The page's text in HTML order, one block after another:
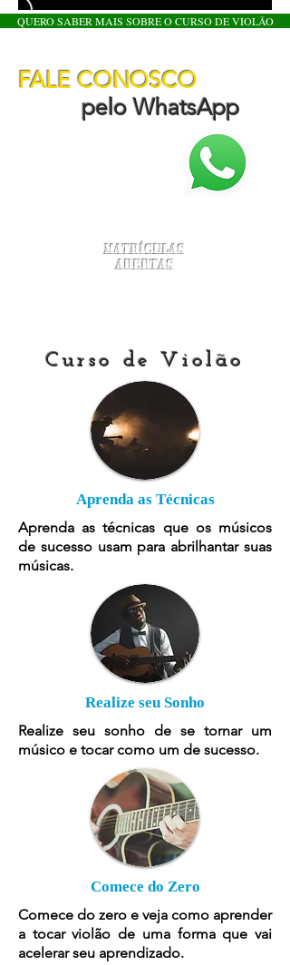
QUERO SABER MAIS SOBRE O CURSO DE VIOLÃO
FALE CONOSCO
pelo WhatsApp
Matrículas
Abertas
Curso de Violão
Aprenda as Técnicas
Aprenda as técnicas que os músicos
de sucesso usam para abrilhantar suas
músicas.
Realize seu Sonho
Realize seu sonho de se tornar um
músico e tocar como um de sucesso.
Comece do Zero
Comece do zero e veja como aprender
a tocar violão de uma forma que vai
acelerar seu aprendizado.